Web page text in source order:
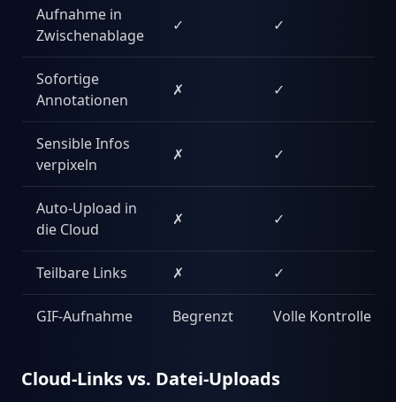
Aufnahme in
Zwischenablage
✓ ✓
Sofortige
Annotationen
✗ ✓
Sensible Infos
verpixeln
✗ ✓
Auto-Upload in
die Cloud
✗ ✓
Teilbare Links ✗ ✓
GIF-Aufnahme Begrenzt Volle Kontrolle
Cloud-Links vs. Datei-Uploads